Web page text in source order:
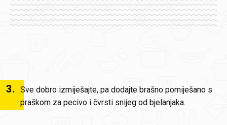
3. Sve dobro izmiješajte, pa dodajte brašno pomiješano s
praškom za pecivo i čvrsti snijeg od bjelanjaka.